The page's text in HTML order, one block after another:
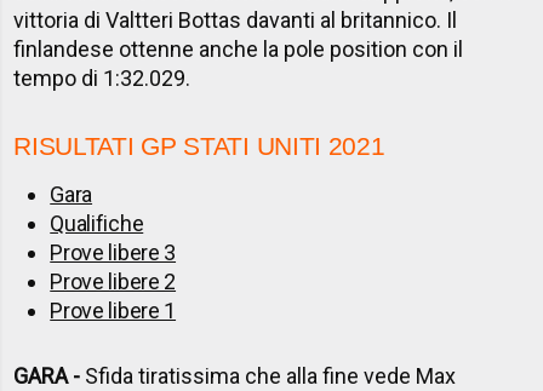
vittoria di Valtteri Bottas davanti al britannico. Il
finlandese ottenne anche la pole position con il
tempo di 1:32.029.
RISULTATI GP STATI UNITI 2021
Gara
Qualifiche
Prove libere 3
Prove libere 2
Prove libere 1
GARA - Sfida tiratissima che alla fine vede Max